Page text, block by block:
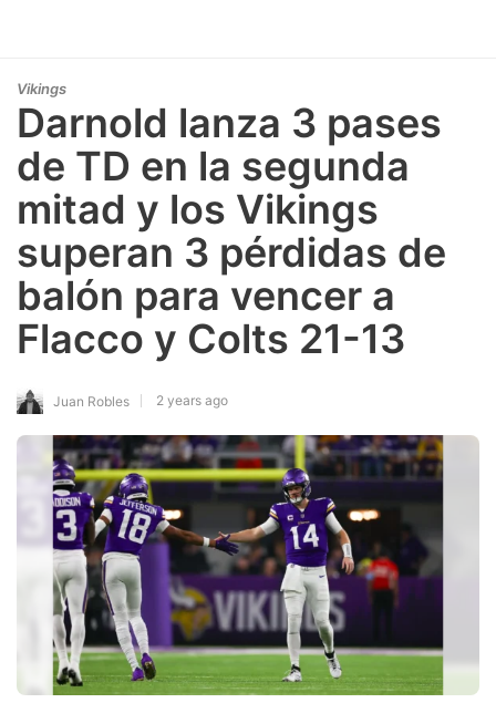
Vikings
Darnold lanza 3 pases
de TD en la segunda
mitad y los Vikings
superan 3 pérdidas de
balón para vencer a
Flacco y Colts 21-13
Juan Robles 2 years ago